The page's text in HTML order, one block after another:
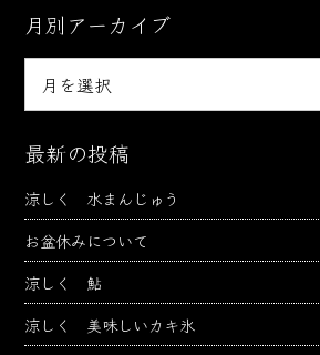
月別アーカイブ
ー
イ
ブ
最新の投稿
涼しく 水まんじゅう
お盆休みについて
涼しく 鮎
涼しく 美味しいカキ氷